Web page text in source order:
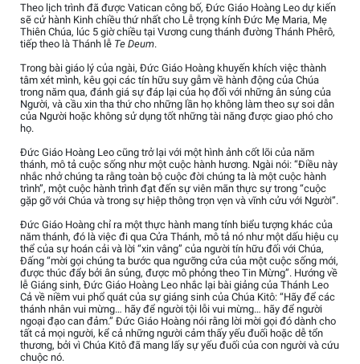
Theo lịch trình đã được Vatican công bố, Đức Giáo Hoàng Leo dự kiến
sẽ cử hành Kinh chiều thứ nhất cho Lễ trọng kính Đức Mẹ Maria, Mẹ
Thiên Chúa, lúc 5 giờ chiều tại Vương cung thánh đường Thánh Phêrô,
tiếp theo là Thánh lễ Te Deum.
Trong bài giáo lý của ngài, Đức Giáo Hoàng khuyến khích việc thành
tâm xét mình, kêu gọi các tín hữu suy gẫm về hành động của Chúa
trong năm qua, đánh giá sự đáp lại của họ đối với những ân sủng của
Người, và cầu xin tha thứ cho những lần họ không làm theo sự soi dẫn
của Người hoặc không sử dụng tốt những tài năng được giao phó cho
họ.
Đức Giáo Hoàng Leo cũng trở lại với một hình ảnh cốt lõi của năm
thánh, mô tả cuộc sống như một cuộc hành hương. Ngài nói: “Điều này
nhắc nhở chúng ta rằng toàn bộ cuộc đời chúng ta là một cuộc hành
trình”, một cuộc hành trình đạt đến sự viên mãn thực sự trong “cuộc
gặp gỡ với Chúa và trong sự hiệp thông trọn vẹn và vĩnh cửu với Người”.
Đức Giáo Hoàng chỉ ra một thực hành mang tính biểu tượng khác của
năm thánh, đó là việc đi qua Cửa Thánh, mô tả nó như một dấu hiệu cụ
thể của sự hoán cải và lời “xin vâng” của người tín hữu đối với Chúa,
Đấng “mời gọi chúng ta bước qua ngưỡng cửa của một cuộc sống mới,
được thúc đẩy bởi ân sủng, được mô phỏng theo Tin Mừng”. Hướng về
lễ Giáng sinh, Đức Giáo Hoàng Leo nhắc lại bài giảng của Thánh Leo
Cả về niềm vui phổ quát của sự giáng sinh của Chúa Kitô: “Hãy để các
thánh nhân vui mừng… hãy để người tội lỗi vui mừng… hãy để người
ngoại đạo can đảm.” Đức Giáo Hoàng nói rằng lời mời gọi đó dành cho
tất cả mọi người, kể cả những người cảm thấy yếu đuối hoặc dễ tổn
thương, bởi vì Chúa Kitô đã mang lấy sự yếu đuối của con người và cứu
chuộc nó.